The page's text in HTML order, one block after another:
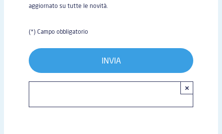
aggiornato su tutte le novità.
(*) Campo obbligatorio
×